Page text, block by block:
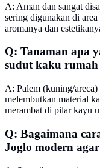
A: Aman dan sangat
sering digunakan di
aromanya dan
Q: Tanaman apa
sudut kaku
A: Palem (kuning/
melembutkan material
merambat di pilar kayu
Q: Bagaimana
Joglo modern